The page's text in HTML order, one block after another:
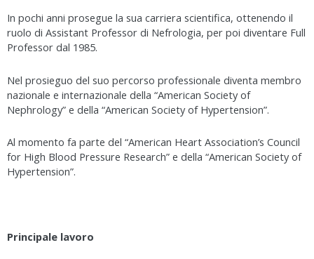
In pochi anni prosegue la sua carriera scientifica, ottenendo il
ruolo di Assistant Professor di Nefrologia, per poi diventare Full
Professor dal 1985.
Nel prosieguo del suo percorso professionale diventa membro
nazionale e internazionale della “American Society of
Nephrology” e della “American Society of Hypertension”.
Al momento fa parte del “American Heart Association’s Council
for High Blood Pressure Research” e della “American Society of
Hypertension”.
Principale lavoro